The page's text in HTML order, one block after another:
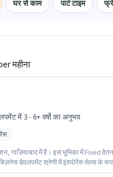
घर से काम पार्ट टाइम
महीना
में 3 - 6+ वर्षो का अनुभव
गाज़ियाबाद में है। इस भूमिका में Fixed
डेवलपमेंट श्रेणी में इंश्योरेंस सेल्स के